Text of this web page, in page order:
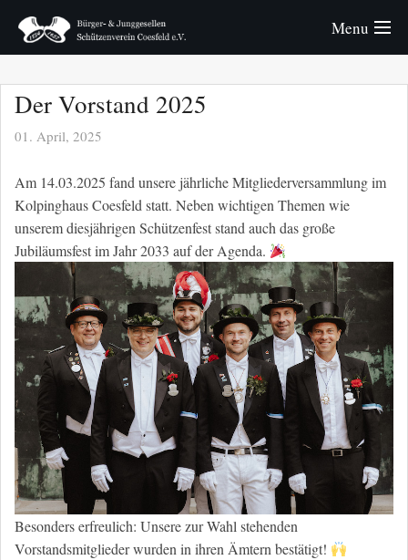
Menu
Junggesellen
Schützenfest
Fotos
Der Vorstand 2025
01. April, 2025
Am 14.03.2025 fand unsere jährliche Mitgliederversammlung im
Kolpinghaus Coesfeld statt. Neben wichtigen Themen wie
unserem diesjährigen Schützenfest stand auch das große
Jubiläumsfest im Jahr 2033 auf der Agenda.
Besonders erfreulich: Unsere zur Wahl stehenden
Vorstandsmitglieder wurden in ihren Ämtern bestätigt!